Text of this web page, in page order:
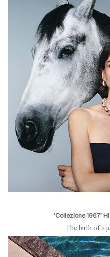
‘Collezione 1967’
The birth of a